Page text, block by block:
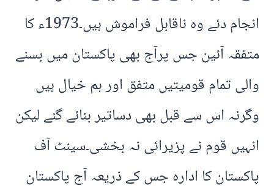
انجام دئے وہ ناقابل فراموش ہیں۔1973ء کا
متفقہ آئین جس پرآج بھی پاکستان میں بسنے
والی تمام قومیتیں متفق اور ہم خیال ہیں
وگرنہ اس سے قبل بھی دساتیر بنائے گئے لیکن
انہیں قوم نے پزیرائی نہ بخشی۔سینٹ آف
پاکستان کا ادارہ جس کے ذریعہ آج پاکستان